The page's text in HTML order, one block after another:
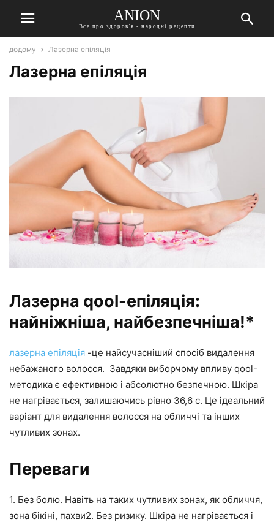
ANION
Все про здоров'я - народні рецепти
додому Лазерна епіляція
Лазерна епіляція
Лазерна qool-епіляція:
найніжніша, найбезпечніша!*
лазерна епіляція -це найсучасніший спосіб видалення
небажаного волосся. Завдяки виборчому впливу qool-
методика є ефективною і абсолютно безпечною. Шкіра
не нагрівається, залишаючись рівно 36,6 с. Це ідеальний
варіант для видалення волосся на обличчі та інших
чутливих зонах.
Переваги
1. Без болю. Навіть на таких чутливих зонах, як обличчя,
зона бікіні, пахви2. Без ризику. Шкіра не нагрівається і